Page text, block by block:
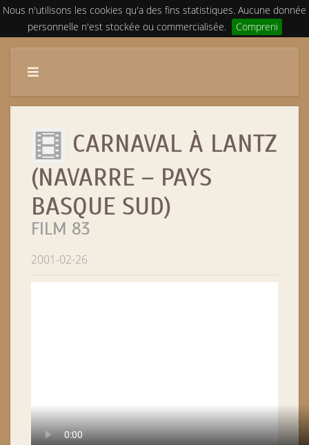
Nous n'utilisons les cookies qu'a des fins statistiques. Aucune donnée
personnelle n'est stockée ou commercialisée.
Compreni
CARNAVAL À LANTZ
(NAVARRE – PAYS
BASQUE SUD)
FILM 83
2001-02-26